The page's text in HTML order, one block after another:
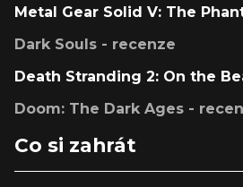
Metal Gear Solid V: The
Dark Souls - recenze
Death Stranding 2: On the
Doom: The Dark Ages -
Co si zahrát